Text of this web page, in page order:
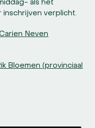
als het
inschrijven verplicht.
Neven
Bloemen (provinciaal